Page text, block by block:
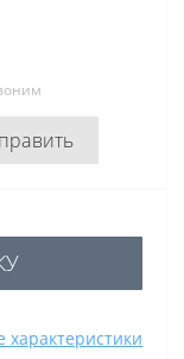
характеристики